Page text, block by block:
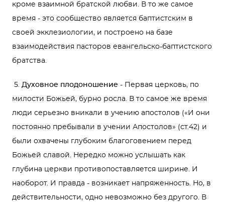
кроме взаимной братской любви. В то же самое
время - это сообщество является баптистским в
своей экклезиологии, и построено на базе
взаимодействия пасторов евангельско-баптистского
братства.
5. Духовное плодоношение - Первая церковь, по
милости Божьей, бурно росла. В то самое же время
люди серьезно вникали в учению апостолов («И они
постоянно пребывали в учении Апостолов» (ст.42) и
были охвачены глубоким благоговением перед
Божьей славой. Нередко можно услышать как
глубина церкви противопоставляется ширине. И
наоборот. И правда - возникает напряженность. Но, в
действительности, одно невозможно без другого. В